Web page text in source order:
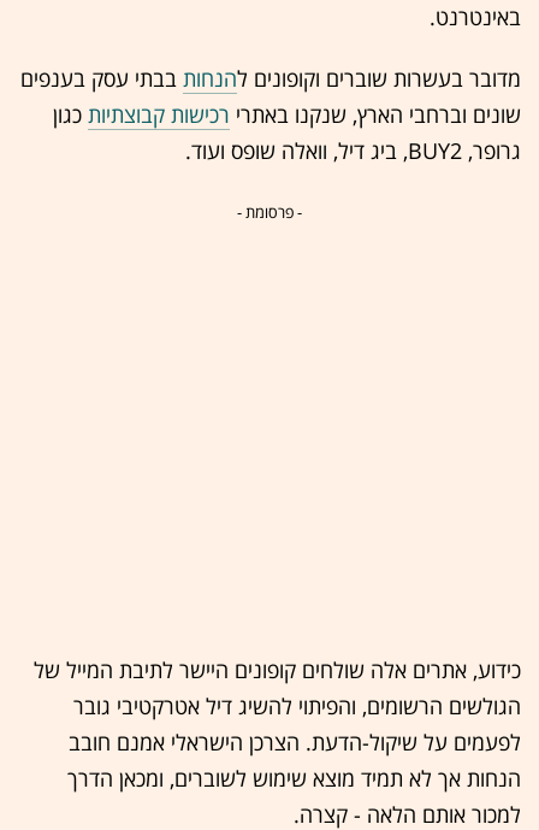
באינטרנט.
מדובר בעשרות שוברים וקופונים להנחות בבתי עסק בענפים
שונים וברחבי הארץ, שנקנו באתרי רכישות קבוצתיות כגון
גרופר, BUY2, ביג דיל, וואלה שופס ועוד.
- פרסומת -
כידוע, אתרים אלה שולחים קופונים היישר לתיבת המייל של
הגולשים הרשומים, והפיתוי להשיג דיל אטרקטיבי גובר
לפעמים על שיקול-הדעת. הצרכן הישראלי אמנם חובב
הנחות אך לא תמיד מוצא שימוש לשוברים, ומכאן הדרך
למכור אותם הלאה - קצרה.